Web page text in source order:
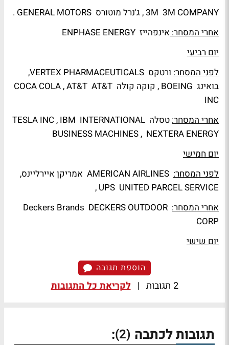
3M 3M COMPANY , ג'נרל מוטורס GENERAL MOTORS .
אחרי המסחר:אינפהייז ENPHASE ENERGY
יום רביעי
לפני המסחר:
ורטקס VERTEX PHARMACEUTICALS,
בואינג BOEING , קוקה קולה COCA COLA , AT&T AT&T
INC
אחרי המסחר:
טסלה TESLA INC , IBM INTERNATIONAL
BUSINESS MACHINES , NEXTERA ENERGY
יום חמישי
לפני המסחר:
AMERICAN AIRLINES אמריקן איירליינס,
UPS UNITED PARCEL SERVICE ,
אחרי המסחר: Deckers Brands DECKERS OUTDOOR
CORP
יום שישי
הוספת תגובה
2 תגובות | לקריאת כל התגובות
תגובות לכתבה (2)
: